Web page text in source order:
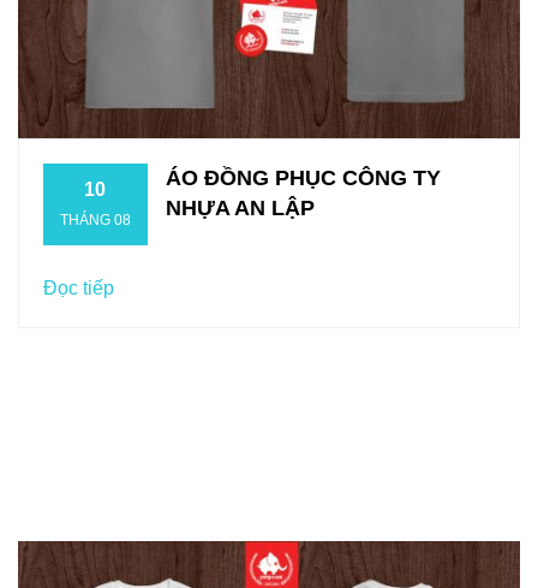
10
THÁNG 08
ÁO ĐỒNG PHỤC CÔNG TY
NHỰA AN LẬP
Đọc tiếp